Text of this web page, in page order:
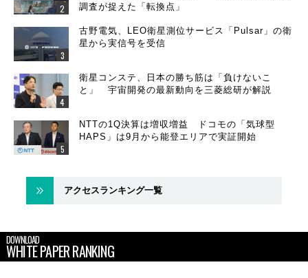
調査が捉えた「転換点」
古野電気、LEO衛星測位サービス「Pulsar」の衛
星から実信号を受信
衛星コンステ、日本の勝ち筋は「負けないこ
と」 宇宙開発の最新動向を三菱総研が解説
NTTの1Q決算は増収増益 ドコモの「気球型
HAPS」は9月から能登エリアで実証開始
アクセスランキング一覧
DOWNLOAD
WHITE PAPER RANKING